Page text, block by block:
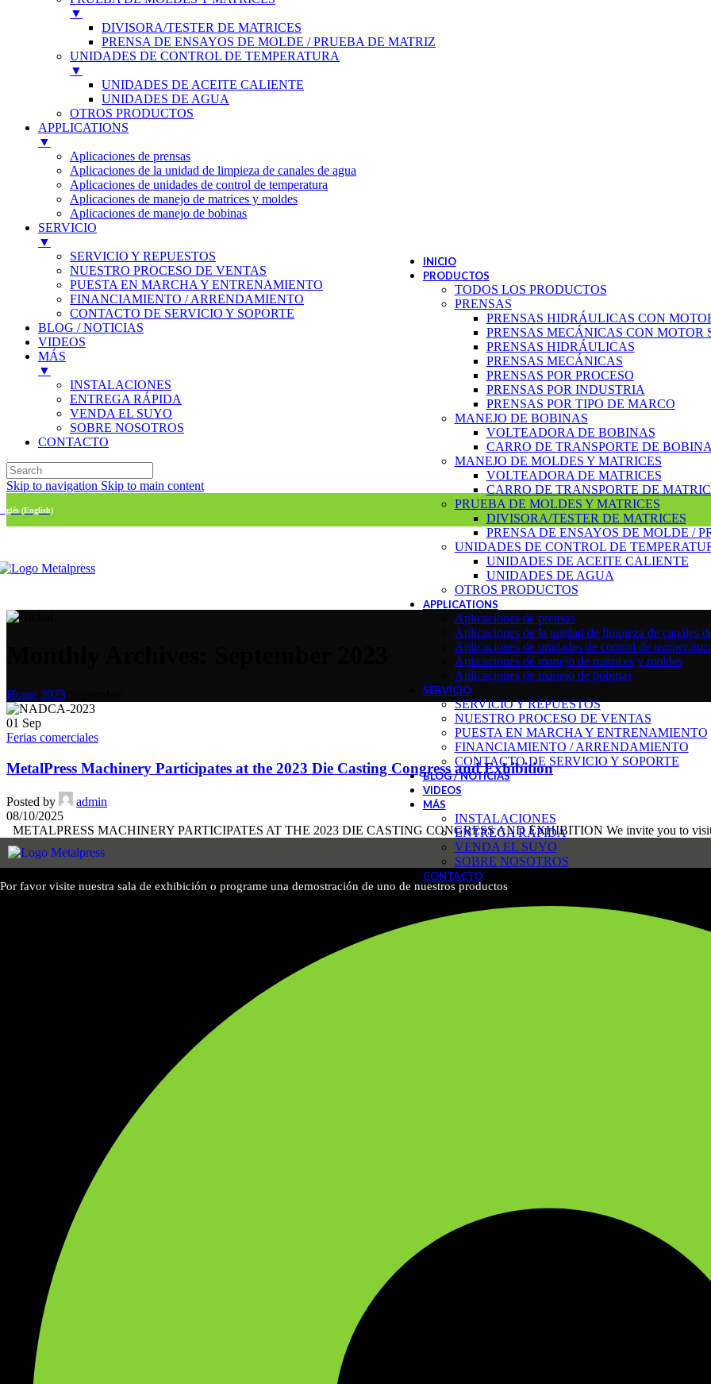
▼
DIVISORA/TESTER DE MATRICES
PRENSA DE ENSAYOS DE MOLDE / PRUEBA DE MATRIZ
UNIDADES DE CONTROL DE TEMPERATURA
▼
UNIDADES DE ACEITE CALIENTE
UNIDADES DE AGUA
OTROS PRODUCTOS
APPLICATIONS
▼
Aplicaciones de prensas
Aplicaciones de la unidad de limpieza de canales de agua
Aplicaciones de unidades de control de temperatura
Aplicaciones de manejo de matrices y moldes
Aplicaciones de manejo de bobinas
SERVICIO
▼
SERVICIO Y REPUESTOS
NUESTRO PROCESO DE VENTAS
PUESTA EN MARCHA Y ENTRENAMIENTO
FINANCIAMIENTO / ARRENDAMIENTO
CONTACTO DE SERVICIO Y SOPORTE
BLOG / NOTICIAS
VIDEOS
MÁS
▼
INSTALACIONES
ENTREGA RÁPIDA
VENDA EL SUYO
SOBRE NOSOTROS
CONTACTO
Skip to navigation Skip to main content
(English)
INICIO
PRODUCTOS
TODOS LOS PRODUCTOS
PRENSAS
PRENSAS HIDRÁULICAS CON
PRENSAS MECÁNICAS CON MOTOR
PRENSAS HIDRÁULICAS
PRENSAS MECÁNICAS
PRENSAS POR PROCESO
PRENSAS POR INDUSTRIA
PRENSAS POR TIPO DE MARCO
MANEJO DE BOBINAS
VOLTEADORA DE BOBINAS
CARRO DE TRANSPORTE DE
MANEJO DE MOLDES Y MATRICES
VOLTEADORA DE MATRICES
CARRO DE TRANSPORTE DE
PRUEBA DE MOLDES Y MATRICES
DIVISORA/TESTER DE MATRICES
PRENSA DE ENSAYOS DE MOLDE /
UNIDADES DE CONTROL DE
UNIDADES DE ACEITE CALIENTE
UNIDADES DE AGUA
OTROS PRODUCTOS
APPLICATIONS
Aplicaciones de prensas
Aplicaciones de la unidad de limpieza de canales
Aplicaciones de unidades de control de temperatura
Aplicaciones de manejo de matrices y moldes
Aplicaciones de manejo de bobinas
SERVICIO
SERVICIO Y REPUESTOS
NUESTRO PROCESO DE VENTAS
PUESTA EN MARCHA Y ENTRENAMIENTO
FINANCIAMIENTO / ARRENDAMIENTO
CONTACTO DE SERVICIO Y SOPORTE
BLOG / NOTICIAS
VIDEOS
MÁS
INSTALACIONES
ENTREGA RÁPIDA
VENDA EL SUYO
SOBRE NOSOTROS
CONTACTO
Home 2023
01 Sep
Ferias comerciales
MetalPress Machinery Participates at the 2023 Die Casting Congress and Exhibition
Posted by
admin
08/10/2025
METALPRESS MACHINERY PARTICIPATES AT THE 2023 DIE CASTING CONGRESS AND EXHIBITION We invite you to
Por favor visite nuestra sala de exhibición o programe una demostración de uno de nuestros productos